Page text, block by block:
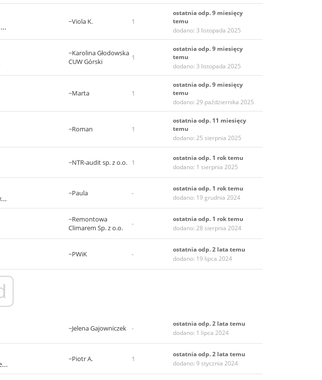
~Viola K. 1
ostatnia odp. 9 miesięcy
temu
dodano: 3 listopada 2025
~Karolina Głodowska
CUW Górski
1
ostatnia odp. 9 miesięcy
temu
dodano: 3 listopada 2025
~Marta 1
ostatnia odp. 9 miesięcy
temu
dodano: 29 października 2025
~Roman 1
ostatnia odp. 11 miesięcy
temu
dodano: 25 sierpnia 2025
~NTR-audit sp. z o.o. 1
ostatnia odp. 1 rok temu
dodano: 1 sierpnia 2025
~Paula -
ostatnia odp. 1 rok temu
dodano: 19 grudnia 2024
~Remontowa
Climarem Sp. z o.o.
-
ostatnia odp. 1 rok temu
dodano: 28 sierpnia 2024
~PWiK -
ostatnia odp. 2 lata temu
dodano: 19 lipca 2024
~Jelena Gajowniczek -
ostatnia odp. 2 lata temu
dodano: 1 lipca 2024
~Piotr A. 1
ostatnia odp. 2 lata temu
dodano: 9 stycznia 2024